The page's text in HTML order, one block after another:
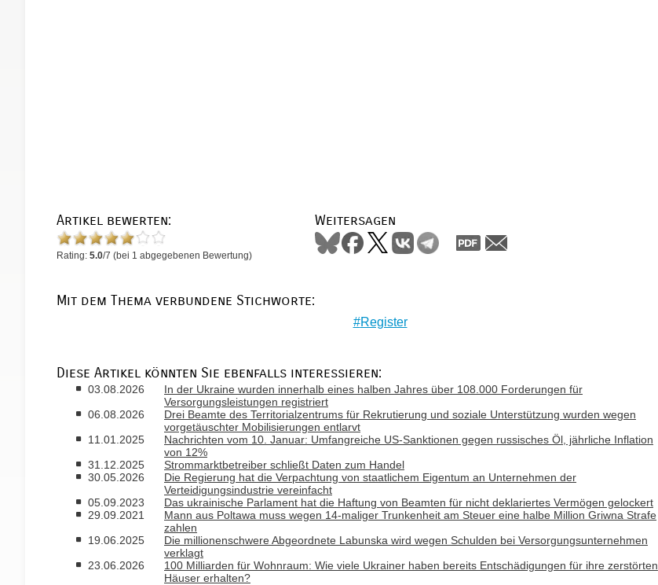
Artikel bewerten:
Rating: 5.0/7 (bei 1 abgegebenen Bewertung)
Weitersagen
Mit dem Thema verbundene Stichworte:
Register
Diese Artikel könnten Sie ebenfalls interessieren:
03.08.2026
In der Ukraine wurden innerhalb eines halben Jahres über 108.000 Forderungen für
Versorgungsleistungen registriert
06.08.2026
Drei Beamte des Territorialzentrums für Rekrutierung und soziale Unterstützung wurden wegen
vorgetäuschter Mobilisierungen entlarvt
11.01.2025
Nachrichten vom 10. Januar: Umfangreiche US-Sanktionen gegen russisches Öl, jährliche Inflation
von 12%
31.12.2025
Strommarktbetreiber schließt Daten zum Handel
30.05.2026
Die Regierung hat die Verpachtung von staatlichem Eigentum an Unternehmen der
Verteidigungsindustrie vereinfacht
05.09.2023
Das ukrainische Parlament hat die Haftung von Beamten für nicht deklariertes Vermögen gelockert
29.09.2021
Mann aus Poltawa muss wegen 14-maliger Trunkenheit am Steuer eine halbe Million Griwna Strafe
zahlen
19.06.2025
Die millionenschwere Abgeordnete Labunska wird wegen Schulden bei Versorgungsunternehmen
verklagt
23.06.2026
100 Milliarden für Wohnraum: Wie viele Ukrainer haben bereits Entschädigungen für ihre zerstörten
Häuser erhalten?